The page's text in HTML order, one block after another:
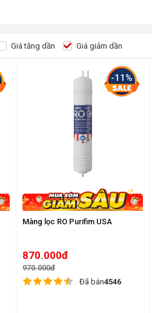
Giá tăng dần Giá giảm dần
-11%
Màng lọc RO Purifim USA
870.000đ
970.000đ
Đã bán4546